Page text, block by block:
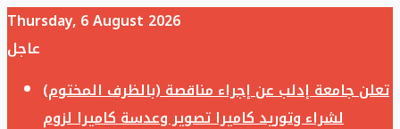
Thursday, 6 August 2026
عاجل
تعلن جامعة إدلب عن إجراء مناقصة (بالظرف المختوم)
لشراء وتوريد كاميرا تصوير وعدسة كاميرا لزوم